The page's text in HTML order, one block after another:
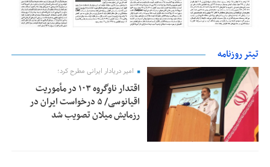
تیتر روزنامه
امیر دریادار ایرانی مطرح کرد؛
اقتدار ناوگروه ۱۰۳ در مأموریت‌
اقیانوسی/ ۵ درخواست ایران در
رزمایش میلان تصویب شد